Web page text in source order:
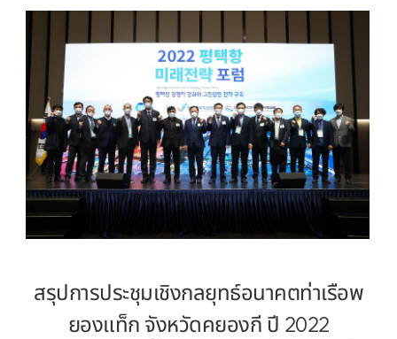
สรุปการประชุมเชิงกลยุทธ์อนาคตท่าเรือพ
ยองแท็ก จังหวัดคยองกี ปี 2022